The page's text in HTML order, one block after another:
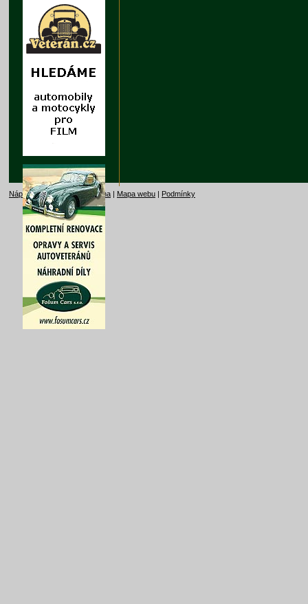
Nápověda|Kontakt|Reklama | Mapa webu | Podmínky